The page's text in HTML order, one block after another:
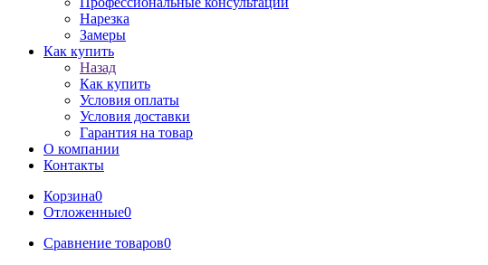
Нарезка
Замеры
Как купить
Назад
Как купить
Условия оплаты
Условия доставки
Гарантия на товар
О компании
Контакты
Корзина0
Отложенные0
Сравнение товаров0